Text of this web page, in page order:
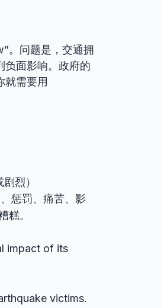
。问题是，交通拥
负面影响。政府的
就需要用
烈）
惩罚、痛苦、影
糕。
impact of its
victims.